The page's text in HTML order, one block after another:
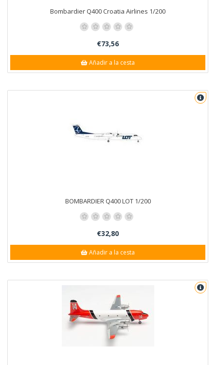
Bombardier Q400 Croatia Airlines 1/200
€73,56
Añadir a la cesta
BOMBARDIER Q400 LOT 1/200
€32,80
Añadir a la cesta